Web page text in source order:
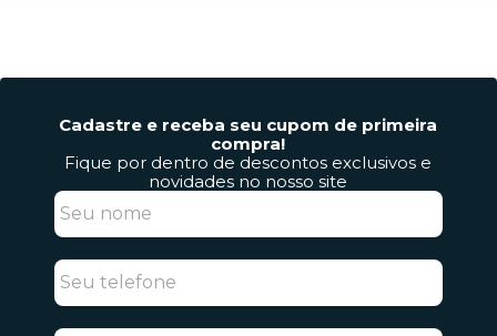
Cadastre e receba seu cupom de primeira
compra!
Fique por dentro de descontos exclusivos e
novidades no nosso site